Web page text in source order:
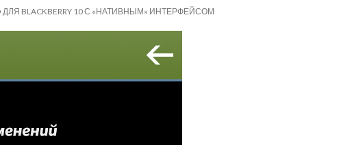
BLACKBERRY 10 С «НАТИВНЫМ» ИНТЕРФЕЙСОМ